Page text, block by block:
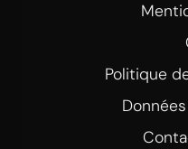
Politique